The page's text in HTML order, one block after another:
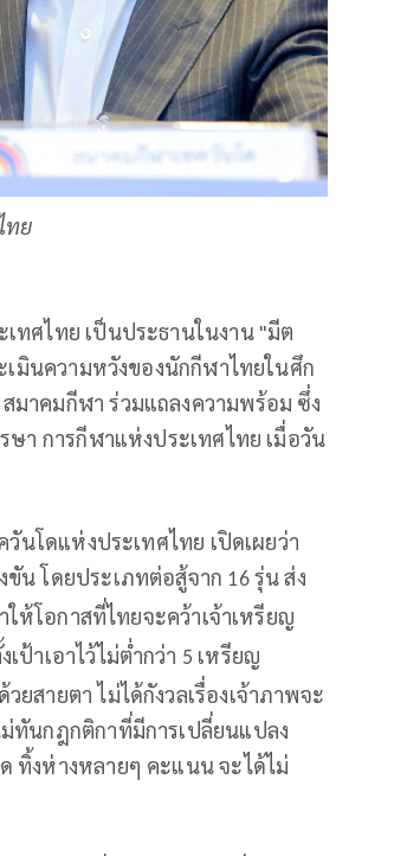
ทย
ทศไทย เป็นประธานในงาน "มีต
มินความหวังของนักกีฬาไทยในศึก
สมาคมกีฬา ร่วมแถลงความพร้อม ซึ่ง
า การกีฬาแห่งประเทศไทย เมื่อวัน
นโดแห่งประเทศไทย เปิดเผยว่า
ขัน โดยประเภทต่อสู้จาก 16รุ่น ส่ง
ห้โอกาสที่ไทยจะคว้าเจ้าเหรียญ
ป้าเอาไว้ไม่ต่ำกว่า 5 เหรียญ
ยสายตา ไม่ได้กังวลเรื่องเจ้าภาพจะ
ทันกฎกติกาที่มีการเปลี่ยนแปลง
ทิ้งห่างหลายๆ คะแนน จะได้ไม่